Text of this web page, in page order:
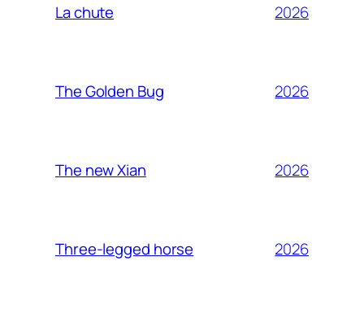
La chute 2026
The Golden Bug 2026
The new Xian 2026
Three-legged horse 2026